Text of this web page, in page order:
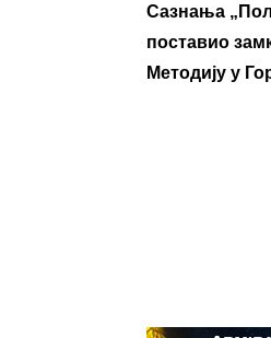
Сазнања
поставио
Методију у